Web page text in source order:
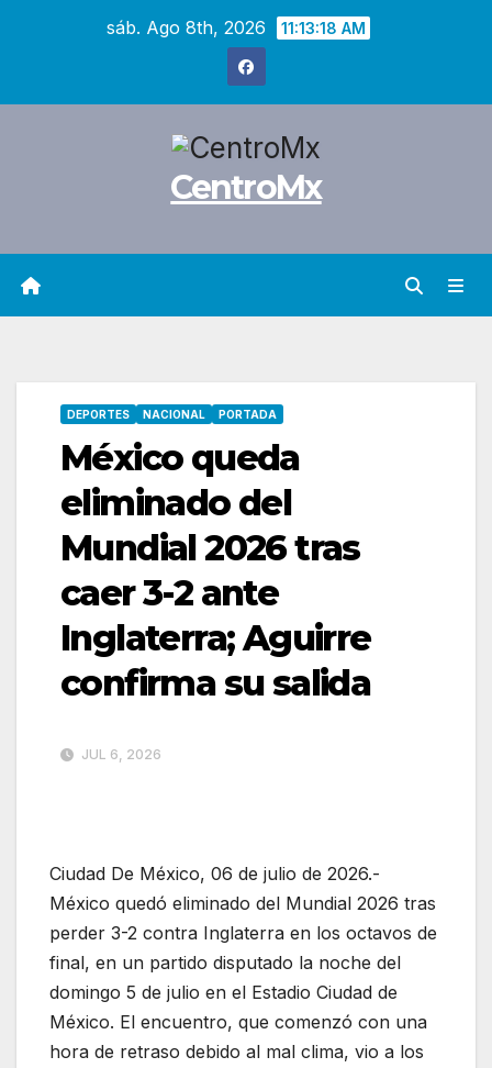
sáb. Ago 8th, 2026 11:13:19 AM
CentroMx
DEPORTES NACIONAL PORTADA
México queda
eliminado del
Mundial 2026 tras
caer 3-2 ante
Inglaterra; Aguirre
confirma su salida
JUL 6, 2026
Ciudad De México, 06 de julio de 2026.-
México quedó eliminado del Mundial 2026 tras
perder 3-2 contra Inglaterra en los octavos de
final, en un partido disputado la noche del
domingo 5 de julio en el Estadio Ciudad de
México. El encuentro, que comenzó con una
hora de retraso debido al mal clima, vio a los